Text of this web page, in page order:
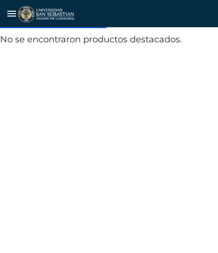
menu
Indicadores comunales de
recursos básicos
No se encontraron productos destacados.